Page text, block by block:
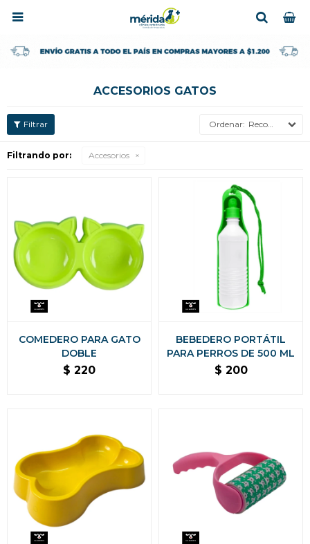

ACCESORIOS GATOS
Recomendados
Filtrando por: Accesorios
COMEDERO PARA GATO
DOBLE
$ 220
BEBEDERO PORTÁTIL
PARA PERROS DE 500 ML
$ 200